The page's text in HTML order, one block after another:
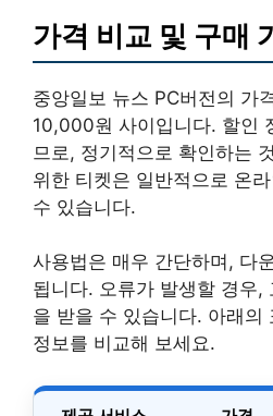
가격 비교 및 구매
중앙일보 뉴스 PC버전의 가
10,000원 사이입니다. 할인
므로, 정기적으로 확인하는
위한 티켓은 일반적으로 온
수 있습니다.
사용법은 매우 간단하며, 다
됩니다. 오류가 발생할 경우,
을 받을 수 있습니다. 아래의
정보를 비교해 보세요.